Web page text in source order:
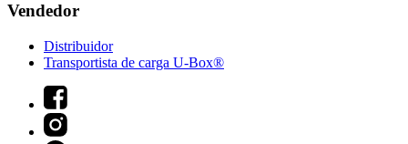
Vendedor
Distribuidor
Transportista de carga U-Box®